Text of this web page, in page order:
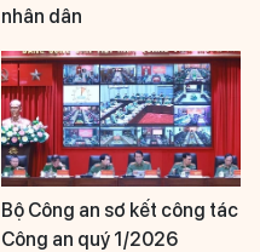
nhân dân
Bộ Công an sơ kết công tác
Công an quý 1/2026